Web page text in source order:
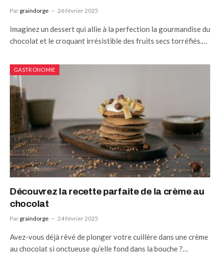
Par graindorge 26 février 2025
Imaginez un dessert qui allie à la perfection la gourmandise du
chocolat et le croquant irrésistible des fruits secs torréfiés.…
GASTRONOMIE
Découvrez la recette parfaite de la crème au
chocolat
Par graindorge 24 février 2025
Avez-vous déjà rêvé de plonger votre cuillère dans une crème
au chocolat si onctueuse qu’elle fond dans la bouche ?…